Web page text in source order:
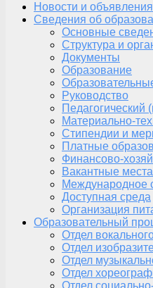
Новости и объявления
Сведения об
Основные
Структура и
Документы
Образование
Руководство
Педагогический
Материально-
Стипендии и
Платные
Финансово-
Вакантные
Международное
Доступная среда
Организация
Образовательный
Отдел
Отдел
Отдел
Отдел